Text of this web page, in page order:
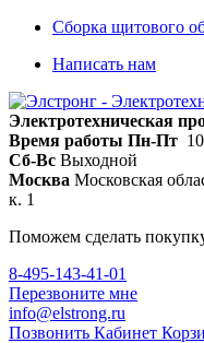
Сборка щитового
Написать нам
Электротехническая
Время работы Пн-Пт
Сб-Вс Выходной
Москва Московская
к. 1
Поможем сделать
8-495-143-41-01
Перезвоните мне
info@elstrong.ru
Позвонить Кабинет